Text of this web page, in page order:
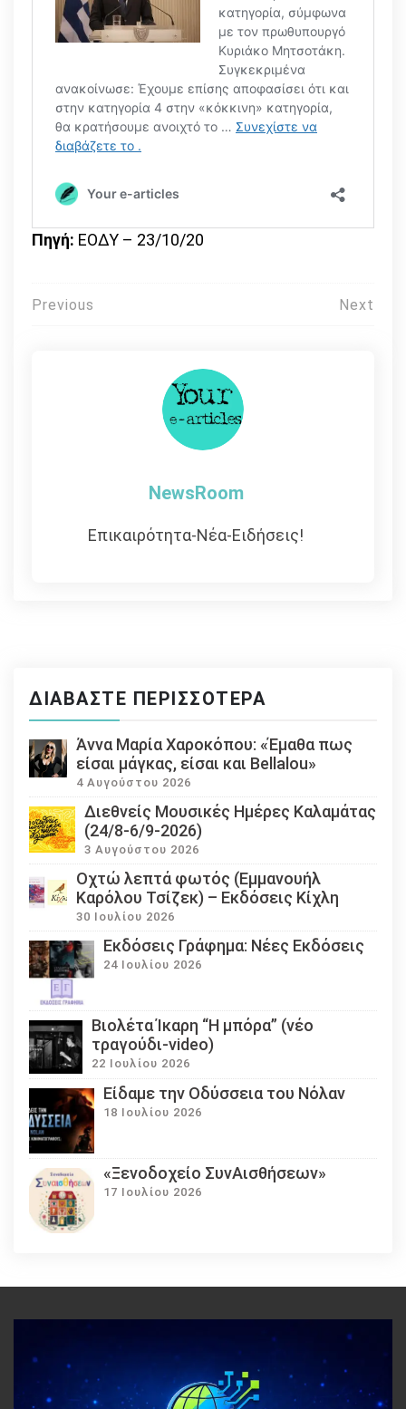
Πηγή: ΕΟΔΥ – 23/10/20
Πλοήγηση
Previous Next
NewsRoom
Επικαιρότητα-Νέα-Ειδήσεις!
ΔΙΑΒΆΣΤΕ ΠΕΡΙΣΣΌΤΕΡΑ
Άννα Μαρία Χαροκόπου: «Έμαθα πως
είσαι μάγκας, είσαι και Bellalou»
4 Αυγούστου 2026
Διεθνείς Μουσικές Ημέρες Καλαμάτας
(24/8-6/9-2026)
3 Αυγούστου 2026
Οχτώ λεπτά φωτός (Εμμανουήλ
Καρόλου Τσίζεκ) – Εκδόσεις Κίχλη
30 Ιουλίου 2026
Εκδόσεις Γράφημα: Νέες Εκδόσεις
24 Ιουλίου 2026
Βιολέτα Ίκαρη “Η μπόρα” (νέο
τραγούδι-video)
22 Ιουλίου 2026
Eίδαμε την Οδύσσεια του Νόλαν
18 Ιουλίου 2026
«Ξενοδοχείο ΣυνΑισθήσεων»
17 Ιουλίου 2026